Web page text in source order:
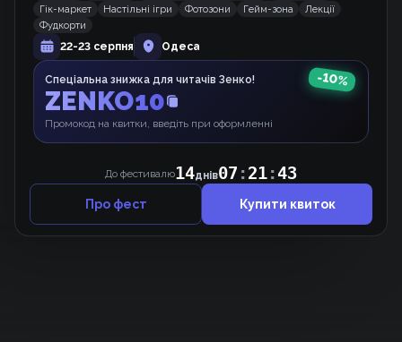
Від Солдата до Монарха
100-та регресія гравця максимального
Манхва
Гік-маркет
Настільні ігри Фотозони Гейм-зона
Лекції
Фудкорти
22-23 серпня
Одеса
Спеціальна знижка для читачів Зенко!
ZENKO10
Промокод на квитки, введіть при оформленні
-10%
До фестивалю14днів07 :21:43
Про фест Купити квиток